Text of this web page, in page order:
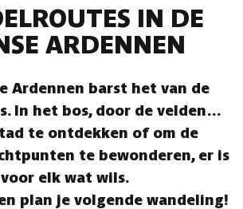
IN DE
ARDENNEN
Ardennen barst het van de
In het bos, door de velden…
te ontdekken of om de
te bewonderen, er is
voor elk wat wils.
plan je volgende wandeling!